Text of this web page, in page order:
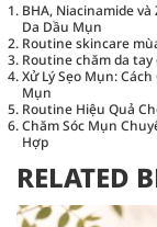
BHA, Niacinamide
Da Dầu Mụn
Routine skincare
Routine chăm da tay
Xử Lý Sẹo Mụn:
Mụn
Routine Hiệu Quả
Chăm Sóc Mụn
Hợp
RELATED